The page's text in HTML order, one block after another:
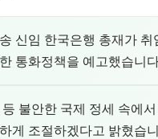
신임 한국은행 총재가 취
통화정책을 예고했습니
불안한 국제 정세 속에
게 조절하겠다고 밝혔습